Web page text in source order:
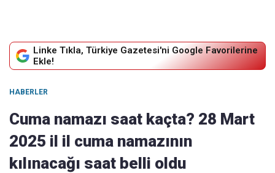
Linke Tıkla, Türkiye Gazetesi'ni Google Favorilerine
Ekle!
HABERLER
Cuma namazı saat kaçta? 28 Mart
2025 il il cuma namazının
kılınacağı saat belli oldu